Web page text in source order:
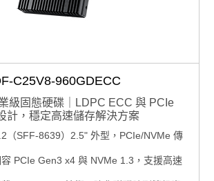
C25V8-960GDECC
級固態硬碟｜LDPC ECC 與 PCIe
計，穩定高速儲存解決方案
（SFF-8639）2.5" 外型，PCIe/NVMe 傳
PCIe Gen3 x4 與 NVMe 1.3，支援高速